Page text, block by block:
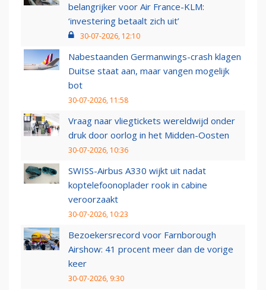
belangrijker voor Air France-KLM:
‘investering betaalt zich uit’
30-07-2026, 12:10
Nabestaanden Germanwings-crash klagen
Duitse staat aan, maar vangen mogelijk
bot
30-07-2026, 11:58
Vraag naar vliegtickets wereldwijd onder
druk door oorlog in het Midden-Oosten
30-07-2026, 10:36
SWISS-Airbus A330 wijkt uit nadat
koptelefoonoplader rook in cabine
veroorzaakt
30-07-2026, 10:23
Bezoekersrecord voor Farnborough
Airshow: 41 procent meer dan de vorige
keer
30-07-2026, 9:30